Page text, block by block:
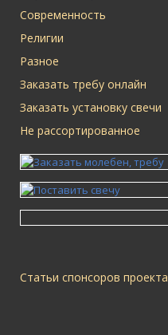
Современность
Религии
Разное
Заказать требу онлайн
Заказать установку свечи
Не рассортированное
Статьи спонсоров проекта